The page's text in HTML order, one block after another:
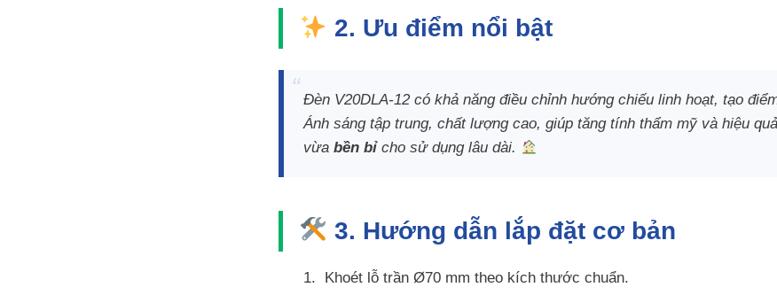
2. Ưu điểm nổi bật
Đèn V20DLA-12 có khả năng điều chỉnh hướng chiếu linh hoạt, tạo
Ánh sáng tập trung, chất lượng cao, giúp tăng tính thẩm mỹ và hiệu
vừa bền bỉcho sử dụng lâu dài.
3. Hướng dẫn lắp đặt cơ bản
Khoét lỗ trần Ø70 mm theo kích thước chuẩn.